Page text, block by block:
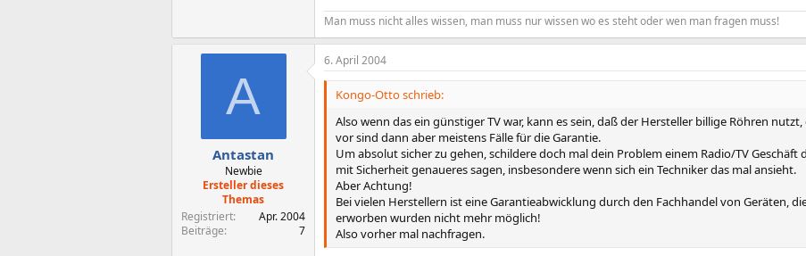
Man muss nicht alles wissen, man muss nur wissen wo es steht oder wen man fragen muss!
A
Antastan
Newbie
Ersteller dieses
Themas
Registriert
Apr. 2004
Beiträge
7
6. April 2004
Kongo-Otto schrieb:
Also wenn das ein günstiger TV war, kann es sein, daß der Hersteller billige Röhren
vor sind dann aber meistens Fälle für die Garantie.
Um absolut sicher zu gehen, schildere doch mal dein Problem einem Radio/TV
mit Sicherheit genaueres sagen, insbesondere wenn sich ein Techniker das mal ansieht.
Aber Achtung!
Bei vielen Herstellern ist eine Garantieabwicklung durch den Fachhandel von Geräten,
erworben wurden nicht mehr möglich!
Also vorher mal nachfragen.